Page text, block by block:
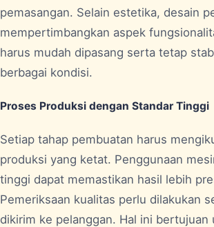
pemasangan. Selain estetika, desain
mempertimbangkan aspek
harus mudah dipasang serta tetap
berbagai kondisi.
Proses Produksi dengan Standar Tinggi
Setiap tahap pembuatan harus
produksi yang ketat. Penggunaan
tinggi dapat memastikan hasil lebih
Pemeriksaan kualitas perlu dilakukan
dikirim ke pelanggan. Hal ini bertujuan